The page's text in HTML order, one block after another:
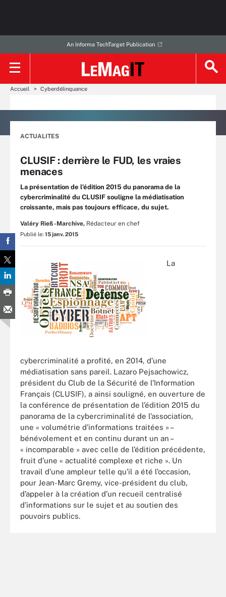
An Informa TechTarget Publication
Accueil Cyberdélinquance
ACTUALITES
CLUSIF : derrière le FUD, les vraies
menaces
La présentation de l’édition 2015 du panorama de la
cybercriminalité du CLUSIF souligne la médiatisation
croissante, mais pas toujours efficace, du sujet.
Valéry Rieß-Marchive, Rédacteur en chef
Publié le: 15 janv. 2015
La
cybercriminalité a profité, en 2014, d’une
médiatisation sans pareil. Lazaro Pejsachowicz,
président du Club de la Sécurité de l’Information
Français (CLUSIF), a ainsi souligné, en ouverture de
la conférence de présentation de l’édition 2015 du
panorama de la cybercriminalité de l’association,
une « volumétrie d’informations traitées » –
bénévolement et en continu durant un an –
« incomparable » avec celle de l’édition précédente,
fruit d’une « actualité complexe et riche ». Un
travail d’une ampleur telle qu’il a été l’occasion,
pour Jean-Marc Gremy, vice-président du club,
d’appeler à la création d’un recueil centralisé
d’informations sur le sujet et au soutien des
pouvoirs publics.